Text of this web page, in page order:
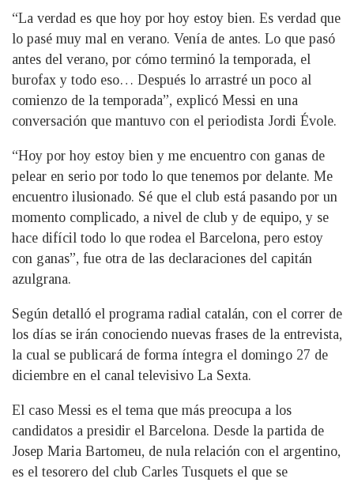
“La verdad es que hoy por hoy estoy bien. Es verdad que
lo pasé muy mal en verano. Venía de antes. Lo que pasó
antes del verano, por cómo terminó la temporada, el
burofax y todo eso… Después lo arrastré un poco al
comienzo de la temporada”, explicó Messi en una
conversación que mantuvo con el periodista Jordi Évole.
“Hoy por hoy estoy bien y me encuentro con ganas de
pelear en serio por todo lo que tenemos por delante. Me
encuentro ilusionado. Sé que el club está pasando por un
momento complicado, a nivel de club y de equipo, y se
hace difícil todo lo que rodea el Barcelona, pero estoy
con ganas”, fue otra de las declaraciones del capitán
azulgrana.
Según detalló el programa radial catalán, con el correr de
los días se irán conociendo nuevas frases de la entrevista,
la cual se publicará de forma íntegra el domingo 27 de
diciembre en el canal televisivo La Sexta.
El caso Messi es el tema que más preocupa a los
candidatos a presidir el Barcelona. Desde la partida de
Josep Maria Bartomeu, de nula relación con el argentino,
es el tesorero del club Carles Tusquets el que se